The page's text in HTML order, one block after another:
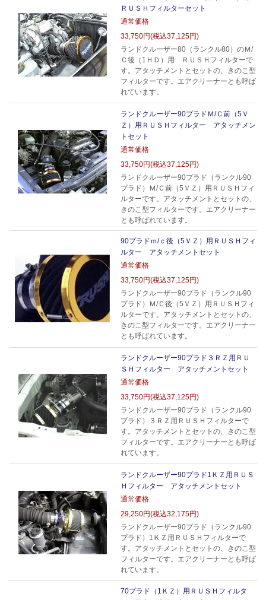
ＲＵＳＨフィルターセット
通常価格
33,750円(税込37,125円)
ランドクルーザー80（ランクル80）のＭ/
Ｃ後（1ＨＤ）用 ＲＵＳＨフィルターで
す。アタッチメントとセットの、きのこ型
フィルターです。エアクリーナーとも呼ば
れています。
ランドクルーザー90プラドＭ/Ｃ前（5Ｖ
Ｚ）用ＲＵＳＨフィルター アタッチメン
トセット
通常価格
33,750円(税込37,125円)
ランドクルーザー90プラド（ランクル90
プラド）Ｍ/Ｃ前（5ＶＺ）用ＲＵＳＨフィ
ルターです。アタッチメントとセットの、
きのこ型フィルターです。エアクリーナー
とも呼ばれています。
90プラドｍ/ｃ後（5ＶＺ）用ＲＵＳＨフィ
ルター アタッチメントセット
通常価格
33,750円(税込37,125円)
ランドクルーザー90プラド（ランクル90
プラド）Ｍ/Ｃ後（5ＶＺ）用ＲＵＳＨフィ
ルターです。アタッチメントとセットの、
きのこ型フィルターです。エアクリーナー
とも呼ばれています。
ランドクルーザー90プラド３ＲＺ用ＲＵ
ＳＨフィルター アタッチメントセット
通常価格
33,750円(税込37,125円)
ランドクルーザー90プラド（ランクル90
プラド）３ＲＺ用ＲＵＳＨフィルターで
す。アタッチメントとセットの、きのこ型
フィルターです。エアクリーナーとも呼ば
れています。
ランドクルーザー90プラド1ＫＺ用ＲＵＳ
Ｈフィルター アタッチメントセット
通常価格
29,250円(税込32,175円)
ランドクルーザー90プラド（ランクル90
プラド）1ＫＺ用ＲＵＳＨフィルターで
す。アタッチメントとセットの、きのこ型
フィルターです。エアクリーナーとも呼ば
れています。
70プラド（1ＫＺ）用ＲＵＳＨフィルタ